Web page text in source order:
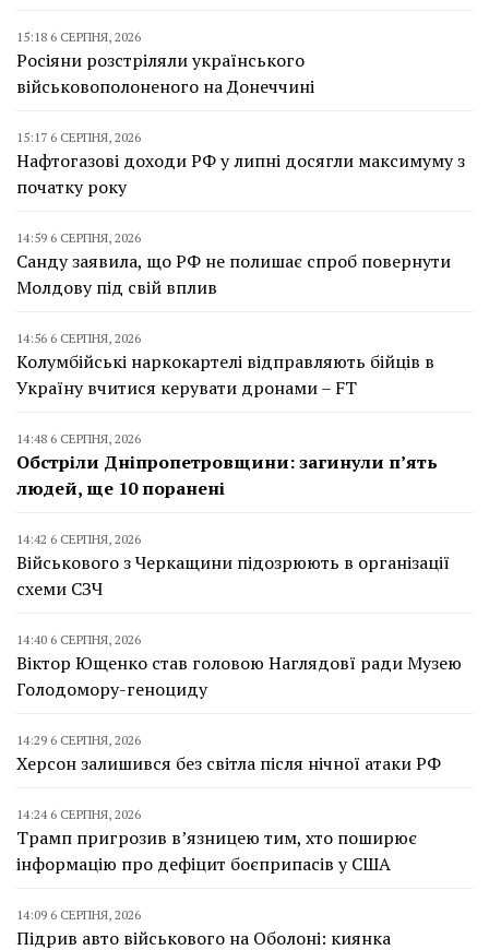
15:18 6 СЕРПНЯ, 2026
Росіяни розстріляли українського
військовополоненого на Донеччині
15:17 6 СЕРПНЯ, 2026
Нафтогазові доходи РФ у липні досягли максимуму з
початку року
14:59 6 СЕРПНЯ, 2026
Санду заявила, що РФ не полишає спроб повернути
Молдову під свій вплив
14:56 6 СЕРПНЯ, 2026
Колумбійські наркокартелі відправляють бійців в
Україну вчитися керувати дронами – FT
14:48 6 СЕРПНЯ, 2026
Обстріли Дніпропетровщини: загинули п’ять
людей, ще 10 поранені
14:42 6 СЕРПНЯ, 2026
Військового з Черкащини підозрюють в організації
схеми СЗЧ
14:40 6 СЕРПНЯ, 2026
Віктор Ющенко став головою Наглядовї ради Музею
Голодомору-геноциду
14:29 6 СЕРПНЯ, 2026
Херсон залишився без світла після нічної атаки РФ
14:24 6 СЕРПНЯ, 2026
Трамп пригрозив в’язницею тим, хто поширює
інформацію про дефіцит боєприпасів у США
14:09 6 СЕРПНЯ, 2026
Підрив авто військового на Оболоні: киянка